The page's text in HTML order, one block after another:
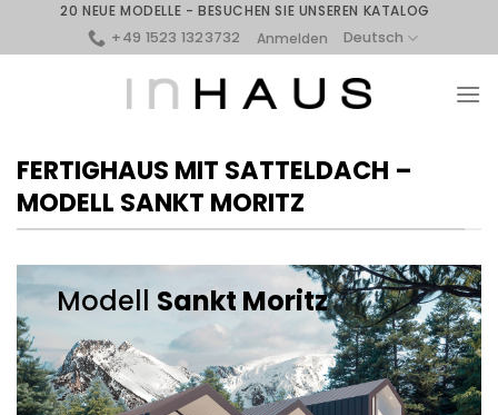
20 NEUE MODELLE - BESUCHEN SIE UNSEREN KATALOG
+49 1523 1323732
Anmelden Deutsch
FERTIGHAUS MIT SATTELDACH –
MODELL SANKT MORITZ
Modell Sankt Moritz